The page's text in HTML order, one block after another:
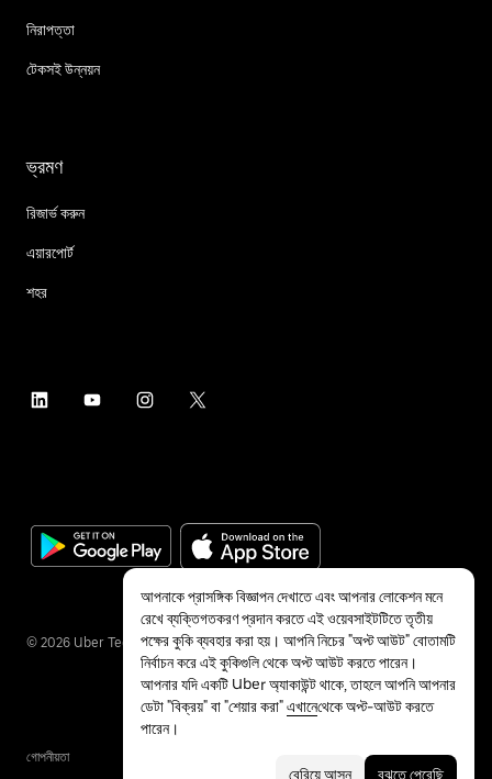
নিরাপত্তা
টেকসই উন্নয়ন
ভ্রমণ
রিজার্ভ করুন
এয়ারপোর্ট
শহর
© 2026 Uber Technologies Inc.
গোপনীয়তা
আপনাকে প্রাসঙ্গিক বিজ্ঞাপন দেখাতে এবং আপনার লোকেশন মনে
রেখে ব্যক্তিগতকরণ প্রদান করতে এই ওয়েবসাইটটিতে তৃতীয়
পক্ষের কুকি ব্যবহার করা হয়। আপনি নিচের "অপ্ট আউট" বোতামটি
নির্বাচন করে এই কুকিগুলি থেকে অপ্ট আউট করতে পারেন।
আপনার যদি একটি Uber অ্যাকাউন্ট থাকে, তাহলে আপনি আপনার
ডেটা "বিক্রয়" বা "শেয়ার করা"এখানেথেকে অপ্ট-আউট করতে
পারেন।
বেরিয়ে আসুন বুঝতে পেরেছি